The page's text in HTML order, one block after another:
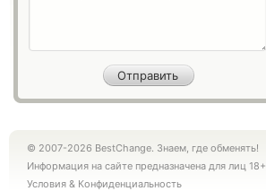
© 2007-2026 BestChange. Знаем, где обменять!
Информация на сайте предназначена для лиц 18+
Условия & Конфиденциальность